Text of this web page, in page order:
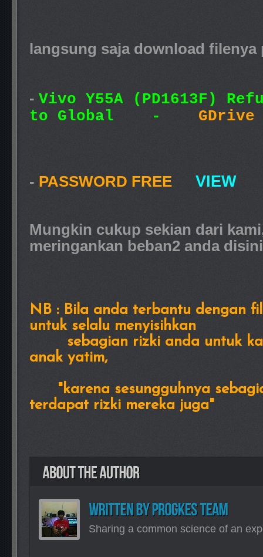
langsung saja download
- Vivo Y55A (PD1613F)
to Global - GDrive
- PASSWORD FREE VIEW
Mungkin cukup sekian dari
meringankan beban2 anda disini
NB : Bila anda terbantu dengan
untuk selalu menyisihkan
sebagian rizki anda untuk
anak yatim,
"karena sesungguhnya
terdapat rizki mereka juga"
Sharing a common science of an